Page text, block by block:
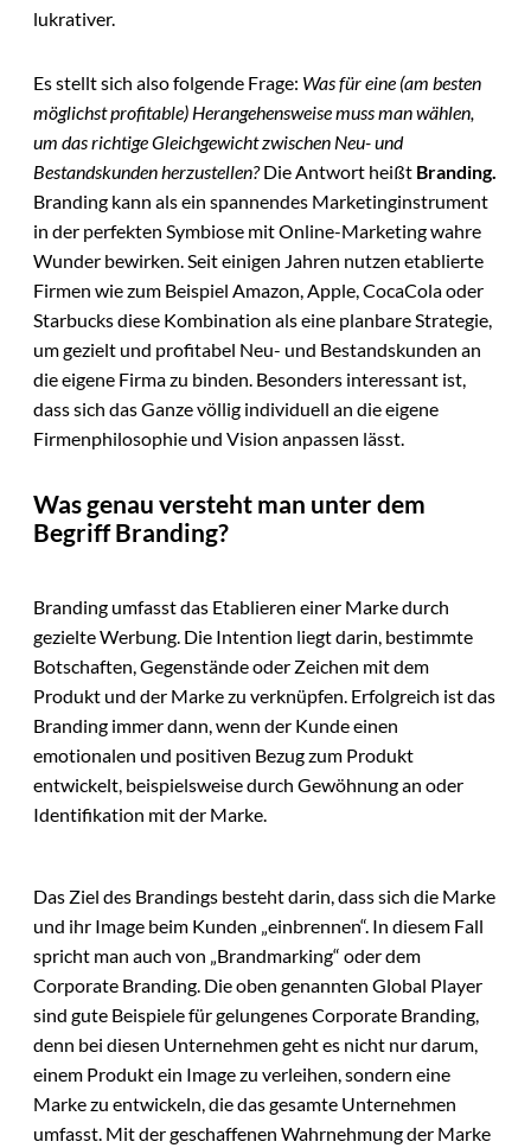
lukrativer.
Es stellt sich also folgende Frage: Was für eine (am besten
möglichst profitable) Herangehensweise muss man wählen,
um das richtige Gleichgewicht zwischen Neu- und
Bestandskunden herzustellen?Die Antwort heißt Branding.
Branding kann als ein spannendes Marketinginstrument
in der perfekten Symbiose mit Online-Marketing wahre
Wunder bewirken. Seit einigen Jahren nutzen etablierte
Firmen wie zum Beispiel Amazon, Apple, CocaCola oder
Starbucks diese Kombination als eine planbare Strategie,
um gezielt und profitabel Neu- und Bestandskunden an
die eigene Firma zu binden. Besonders interessant ist,
dass sich das Ganze völlig individuell an die eigene
Firmenphilosophie und Vision anpassen lässt.
Was genau versteht man unter dem
Begriff Branding?
Branding umfasst das Etablieren einer Marke durch
gezielte Werbung. Die Intention liegt darin, bestimmte
Botschaften, Gegenstände oder Zeichen mit dem
Produkt und der Marke zu verknüpfen. Erfolgreich ist das
Branding immer dann, wenn der Kunde einen
emotionalen und positiven Bezug zum Produkt
entwickelt, beispielsweise durch Gewöhnung an oder
Identifikation mit der Marke.
Das Ziel des Brandings besteht darin, dass sich die Marke
und ihr Image beim Kunden „einbrennen“. In diesem Fall
spricht man auch von „Brandmarking“ oder dem
Corporate Branding. Die oben genannten Global Player
sind gute Beispiele für gelungenes Corporate Branding,
denn bei diesen Unternehmen geht es nicht nur darum,
einem Produkt ein Image zu verleihen, sondern eine
Marke zu entwickeln, die das gesamte Unternehmen
umfasst. Mit der geschaffenen Wahrnehmung der Marke